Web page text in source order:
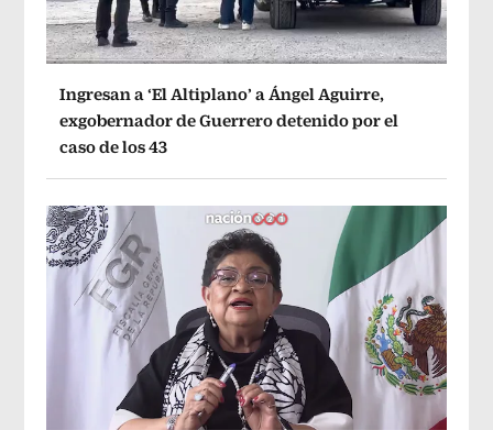
Ingresan a ‘El Altiplano’ a Ángel Aguirre,
exgobernador de Guerrero detenido por el
caso de los 43